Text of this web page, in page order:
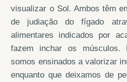
visualizar o Sol. Ambos têm
de judiação do fígado
alimentares indicados por
fazem inchar os músculos.
somos ensinados a valorizar
enquanto que deixamos de